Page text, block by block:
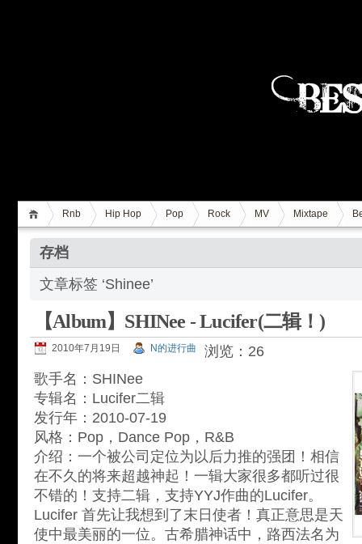
Rnb Hip Hop Pop Rock MV Mixtape
存档
文章标签 ‘Shinee’
【Album】SHINee - Lucifer(二辑！)
2010年7月19日 N的进行曲
浏览：26
歌手名：SHINee
专辑名：Lucifer二辑
发行年：2010-07-19
风格：Pop，Dance Pop，R&B
介绍：一个被公司定位为以后力推的强团！相信
在不久的将来超越神起！一辑大家很多都听过很
不错的！支持二辑，支持YYJ作曲的Lucifer。
Lucifer 首先让我想到了末日使者！真正意思是天
使中最美丽的一位。古希腊神话中，路西法名为